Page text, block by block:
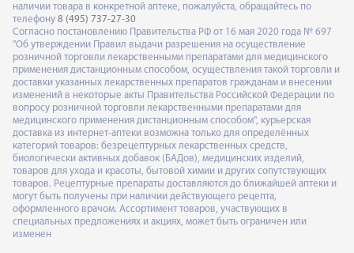
наличии товара в конкретной аптеке, пожалуйста, обращайтесь по
телефону 8 (495) 737-27-30
Согласно постановлению Правительства РФ от 16 мая 2020 года № 697
"Об утверждении Правил выдачи разрешения на осуществление
розничной торговли лекарственными препаратами для медицинского
применения дистанционным способом, осуществления такой торговли и
доставки указанных лекарственных препаратов гражданам и внесении
изменений в некоторые акты Правительства Российской Федерации по
вопросу розничной торговли лекарственными препаратами для
медицинского применения дистанционным способом", курьерская
доставка из интернет-аптеки возможна только для определённых
категорий товаров: безрецептурных лекарственных средств,
биологически активных добавок (БАДов), медицинских изделий,
товаров для ухода и красоты, бытовой химии и других сопутствующих
товаров. Рецептурные препараты доставляются до ближайшей аптеки и
могут быть получены при наличии действующего рецепта,
оформленного врачом. Ассортимент товаров, участвующих в
специальных предложениях и акциях, может быть ограничен или
изменен